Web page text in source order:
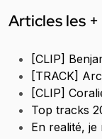
Articles les
[CLIP]
[TRACK]
[CLIP]
Top tracks
En realité, je